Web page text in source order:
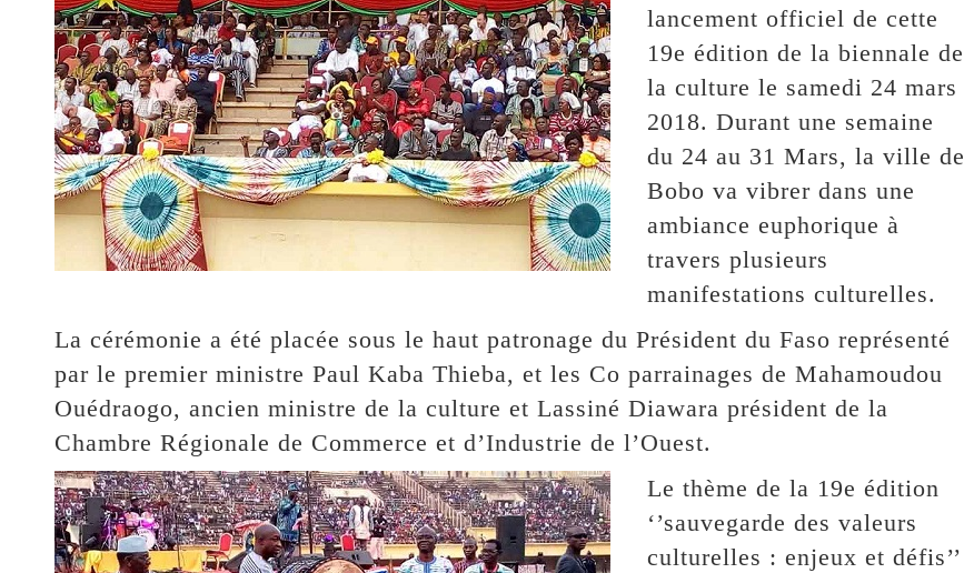
lancement officiel de cette
19e édition de la biennale de
la culture le samedi 24 mars
2018. Durant une semaine
du 24 au 31 Mars, la ville de
Bobo va vibrer dans une
ambiance euphorique à
travers plusieurs
manifestations culturelles.
La cérémonie a été placée sous le haut patronage du Président du Faso représenté
par le premier ministre Paul Kaba Thieba, et les Co parrainages de Mahamoudou
Ouédraogo, ancien ministre de la culture et Lassiné Diawara président de la
Chambre Régionale de Commerce et d’Industrie de l’Ouest.
Le thème de la 19e édition
‘’sauvegarde des valeurs
culturelles : enjeux et défis’’